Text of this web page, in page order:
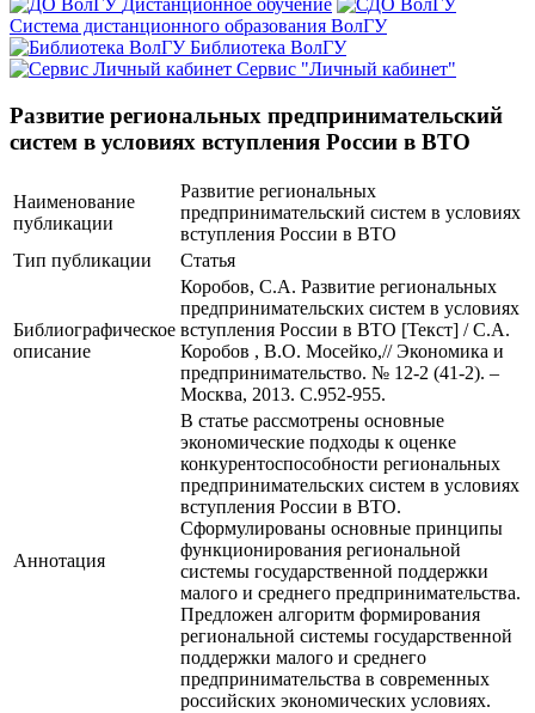
Дистанционное обучение
Система дистанционного образования ВолГУ
Библиотека ВолГУ
Сервис "Личный кабинет"
Развитие региональных предпринимательский
систем в условиях вступления России в ВТО
Наименование
публикации
Развитие региональных
предпринимательский систем в условиях
вступления России в ВТО
Тип публикации
Статья
Библиографическое
описание
Коробов, С.А. Развитие региональных
предпринимательских систем в условиях
вступления России в ВТО [Текст] / С.А.
Коробов , В.О. Мосейко,// Экономика и
предпринимательство. № 12-2 (41-2). –
Москва, 2013. С.952-955.
Аннотация
В статье рассмотрены основные
экономические подходы к оценке
конкурентоспособности региональных
предпринимательских систем в условиях
вступления России в ВТО.
Сформулированы основные принципы
функционирования региональной
системы государственной поддержки
малого и среднего предпринимательства.
Предложен алгоритм формирования
региональной системы государственной
поддержки малого и среднего
предпринимательства в современных
российских экономических условиях.